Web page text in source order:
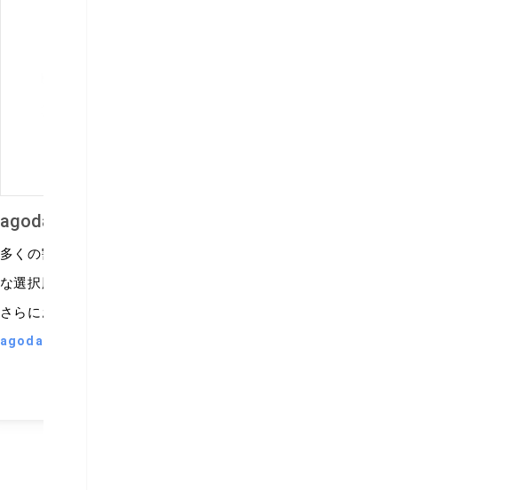
agoda
多くの割引キャンペーンと豊富
な選択肢が魅力。会員になると
さらにお得な料金を利用可能。
agoda公式サイトはこちら